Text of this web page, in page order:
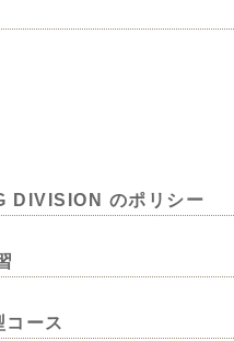
DIVISION のポリシー
コース